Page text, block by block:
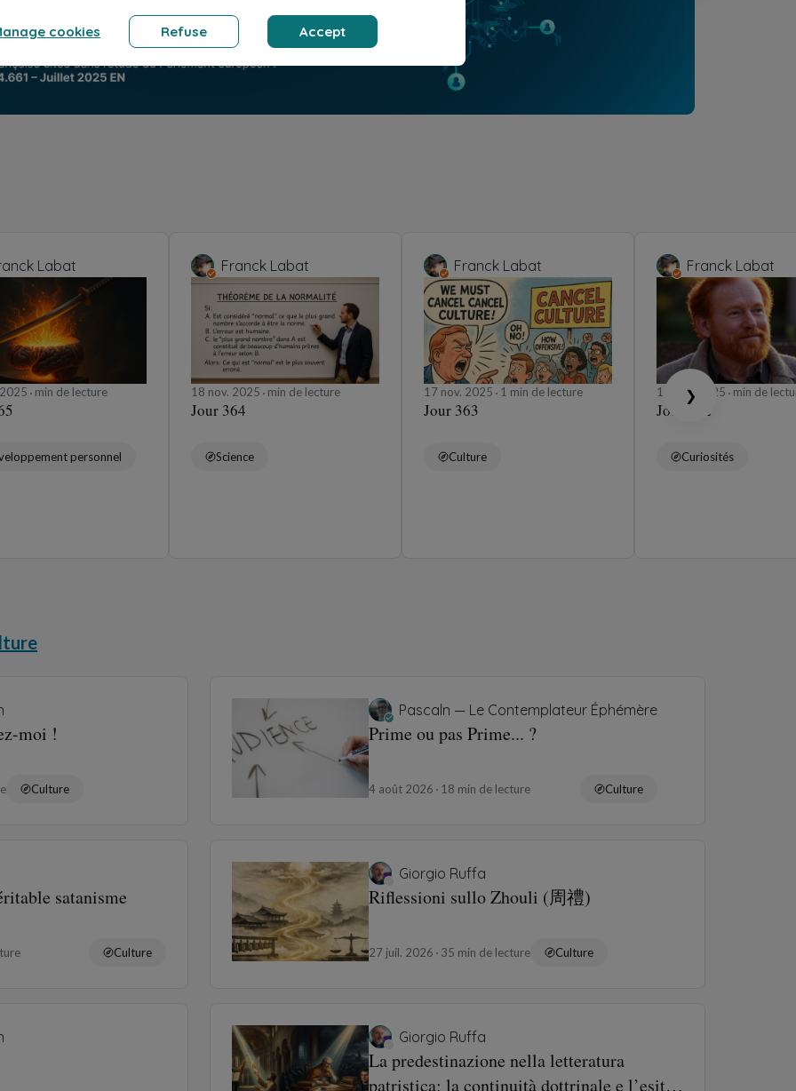
Labat
min de lecture
personnel
Franck Labat
18 nov. 2025 min de lecture
Jour 364
Science
Franck Labat
17 nov. 2025 1 min de lecture
Jour 363
Culture
Franck Labat
16 nov. 2025 min de
Jour 362
Curiosités
❯
moi !
Culture
Pascaln — Le Contemplateur Éphémère
Prime ou pas Prime... ?
4 août 2026 18 min de lecture Culture
satanisme
Culture
Giorgio Ruffa
Riflessioni sullo Zhouli (周禮)
27 juil. 2026 35 min de lecture Culture
Giorgio Ruffa
La predestinazione nella letteratura
patristica: la continuità dottrinale e l’esito
cookies Refuse Accept